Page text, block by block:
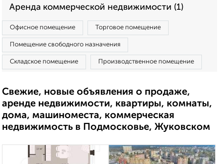
Аренда коммерческой недвижимости (1)
Офисное помещение Торговое помещение
Помещение свободного назначения
Складское помещение Производственное помещение
Свежие, новые объявления о продаже,
аренде недвижимости, квартиры, комнаты,
дома, машиноместа, коммерческая
недвижимость в Подмосковье, Жуковском